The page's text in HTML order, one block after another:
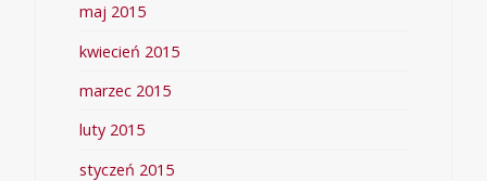
maj 2015
kwiecień 2015
marzec 2015
luty 2015
styczeń 2015